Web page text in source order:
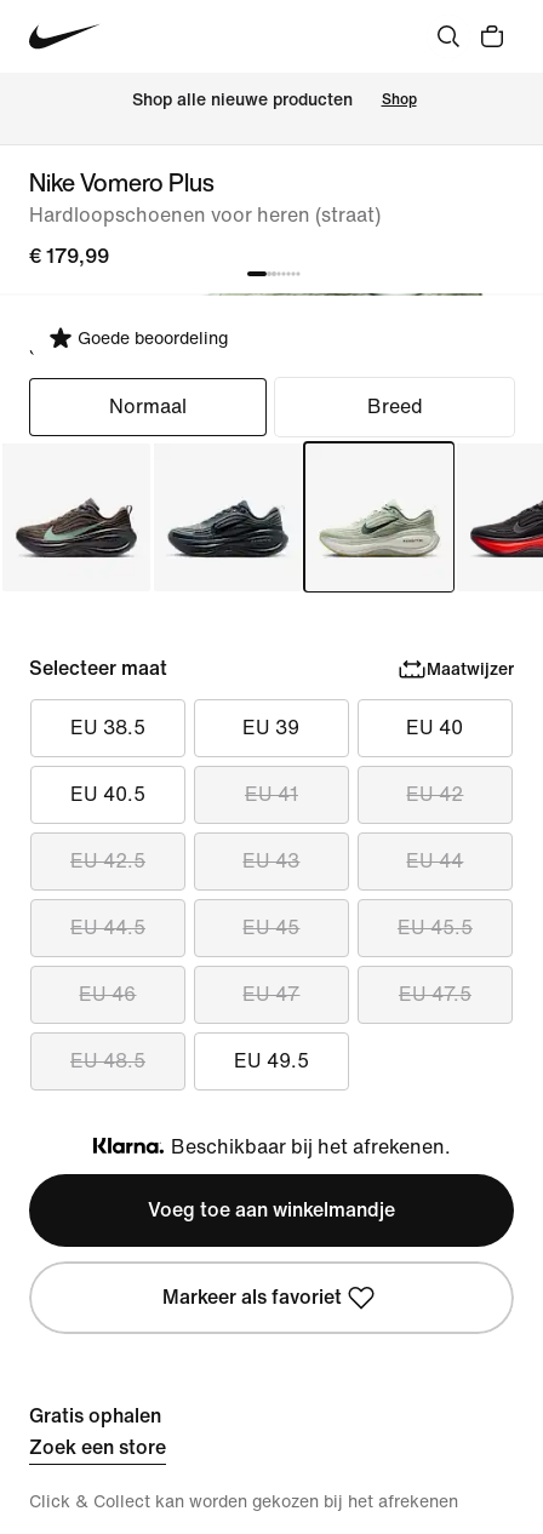
Shop alle nieuwe producten Shop
Nike Vomero Plus
Hardloopschoenen voor heren (straat)
€ 179,99
Goede beoordeling
Selecteer pasvorm
Normaal Breed
Selecteer maat Maatwijzer
EU 38.5 EU 39 EU 40
EU 40.5 EU 41 EU 42
EU 42.5 EU 43 EU 44
EU 44.5 EU 45 EU 45.5
EU 46 EU 47 EU 47.5
EU 48.5 EU 49.5
Klarna
Beschikbaar bij het afrekenen.
Voeg toe aan winkelmandje
Markeer als favoriet
Gratis ophalen
Zoek een store
Click & Collect kan worden gekozen bij het afrekenen